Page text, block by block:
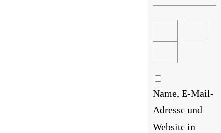
Name, E-Mail-
Adresse und
Website in